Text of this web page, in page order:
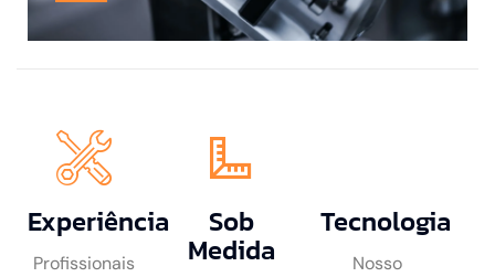
Experiência
Profissionais
Sob
Medida
Tecnologia
Nosso